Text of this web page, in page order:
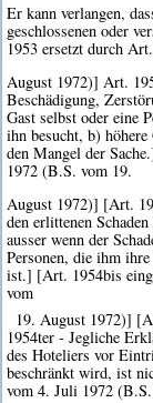
Er kann verlangen,
geschlossenen oder
1953 ersetzt durch
August 1972)] Art.
Beschädigung,
Gast selbst oder eine
ihn besucht, b)
den Mangel der
1972 (B.S. vom 19.
August 1972)] [Art.
den erlittenen
ausser wenn der
Personen, die ihm
ist.] [Art. 1954bis
vom
19. August 1972)]
1954ter - Jegliche
des Hoteliers vor
beschränkt wird, ist
vom 4. Juli 1972